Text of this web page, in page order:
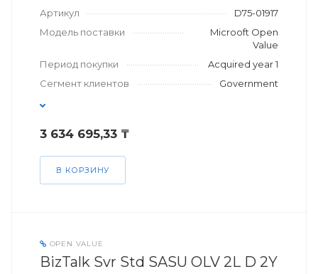
Артикул
D75-01917
Модель поставки
Microoft Open
Value
Период покупки
Acquired year 1
Сегмент клиентов
Government
3 634 695,33 ₸
В КОРЗИНУ
OPEN VALUE
BizTalk Svr Std SASU OLV 2L D 2Y